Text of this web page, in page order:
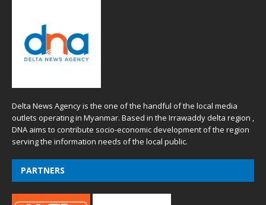
Delta News Agency is the one of the handful of the local media
outlets operating in Myanmar. Based in the Irrawaddy delta region ,
DNA aims to contribute socio-economic development of the region
serving the information needs of the local public.
PARTNERS